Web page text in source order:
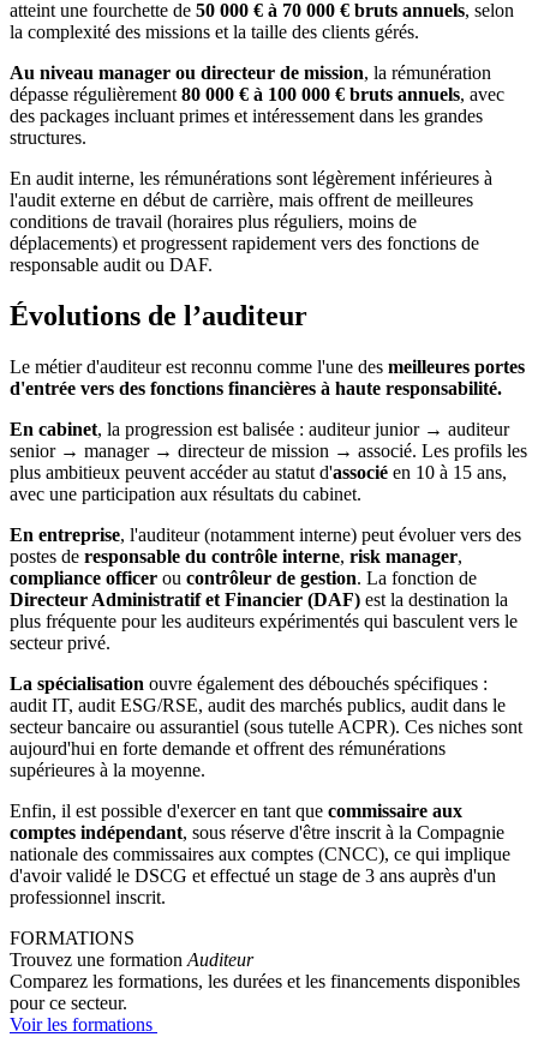
atteint une fourchette de 50 000 € à 70 000 € bruts annuels, selon
la complexité des missions et la taille des clients gérés.
Au niveau manager ou directeur de mission, la rémunération
dépasse régulièrement80 000 € à 100 000 € bruts annuels, avec
des packages incluant primes et intéressement dans les grandes
structures.
En audit interne, les rémunérations sont légèrement inférieures à
l'audit externe en début de carrière, mais offrent de meilleures
conditions de travail (horaires plus réguliers, moins de
déplacements) et progressent rapidement vers des fonctions de
responsable audit ou DAF.
Évolutions de l’auditeur
Le métier d'auditeur est reconnu comme l'une des meilleures portes
d'entrée vers des fonctions financières à haute responsabilité.
En cabinet, la progression est balisée : auditeur junior → auditeur
senior → manager → directeur de mission → associé. Les profils les
plus ambitieux peuvent accéder au statut d'associé en 10 à 15 ans,
avec une participation aux résultats du cabinet.
En entreprise, l'auditeur (notamment interne) peut évoluer vers des
postes de responsable du contrôle interne, risk manager,
compliance officer ou contrôleur de gestion. La fonction de
Directeur Administratif et Financier (DAF) est la destination la
plus fréquente pour les auditeurs expérimentés qui basculent vers le
secteur privé.
La spécialisation ouvre également des débouchés spécifiques :
audit IT, audit ESG/RSE, audit des marchés publics, audit dans le
secteur bancaire ou assurantiel (sous tutelle ACPR). Ces niches sont
aujourd'hui en forte demande et offrent des rémunérations
supérieures à la moyenne.
Enfin, il est possible d'exercer en tant que commissaire aux
comptes indépendant, sous réserve d'être inscrit à la Compagnie
nationale des commissaires aux comptes (CNCC), ce qui implique
d'avoir validé le DSCG et effectué un stage de 3 ans auprès d'un
professionnel inscrit.
FORMATIONS
Trouvez une formation Auditeur
Comparez les formations, les durées et les financements disponibles
pour ce secteur.
Voir les formations